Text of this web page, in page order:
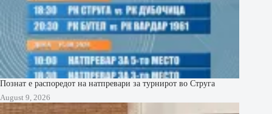
Познат е распоредот на натпревари за турнирот во Струга
August 9, 2026